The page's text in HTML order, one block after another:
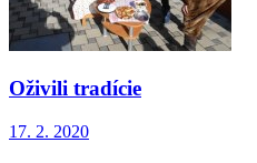
Oživili tradície
17. 2. 2020